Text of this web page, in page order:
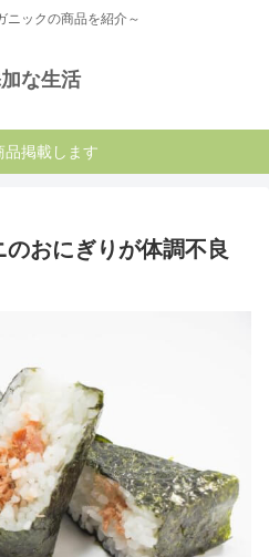
ニックの商品を紹介～
な生活
品掲載します
おにぎりが体調不良